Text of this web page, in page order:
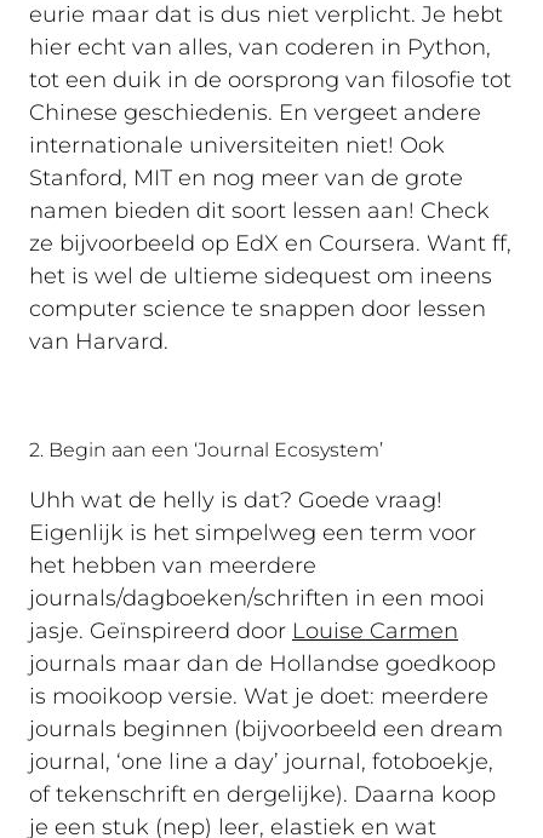
eurie maar dat is dus niet verplicht. Je hebt
hier echt van alles, van coderen in Python,
tot een duik in de oorsprong van filosofie tot
Chinese geschiedenis. En vergeet andere
internationale universiteiten niet! Ook
Stanford, MIT en nog meer van de grote
namen bieden dit soort lessen aan! Check
ze bijvoorbeeld op EdX en Coursera. Want ff,
het is wel de ultieme sidequest om ineens
computer science te snappen door lessen
van Harvard.
2. Begin aan een ‘Journal Ecosystem’
Uhh wat de helly is dat? Goede vraag!
Eigenlijk is het simpelweg een term voor
het hebben van meerdere
journals/dagboeken/schriften in een mooi
jasje. Geïnspireerd door Louise Carmen
journals maar dan de Hollandse goedkoop
is mooikoop versie. Wat je doet: meerdere
journals beginnen (bijvoorbeeld een dream
journal, ‘one line a day’ journal, fotoboekje,
of tekenschrift en dergelijke). Daarna koop
je een stuk (nep) leer, elastiek en wat